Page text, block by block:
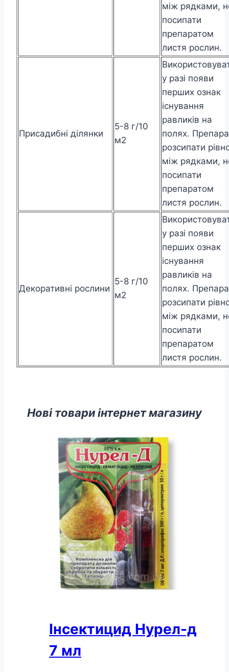
між рядками,
посипати
препаратом
листя рослин.
Присадибні ділянки
5-8 г/10
м2
у разі появи
перших ознак
існування
равликів на
полях.
розсипати
між рядками,
посипати
препаратом
листя рослин.
Декоративні рослини
5-8 г/10
м2
у разі появи
перших ознак
існування
равликів на
полях.
розсипати
між рядками,
посипати
препаратом
листя рослин.
Нові товари інтернет магазину
Інсектицид Нурел-д
7 мл